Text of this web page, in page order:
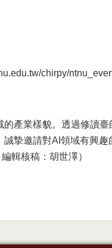
chirpy/
產業樣貌。透過修讀
摯邀請對AI領域有興
輯核稿：胡世澤）